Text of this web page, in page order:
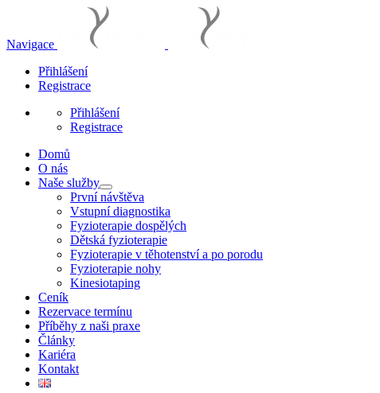
Navigace
Přihlášení
Registrace
Přihlášení
Registrace
Domů
O nás
Naše služby
První návštěva
Vstupní diagnostika
Fyzioterapie dospělých
Dětská fyzioterapie
Fyzioterapie v těhotenství a po porodu
Fyzioterapie nohy
Kinesiotaping
Ceník
Rezervace termínu
Příběhy z naši praxe
Články
Kariéra
Kontakt